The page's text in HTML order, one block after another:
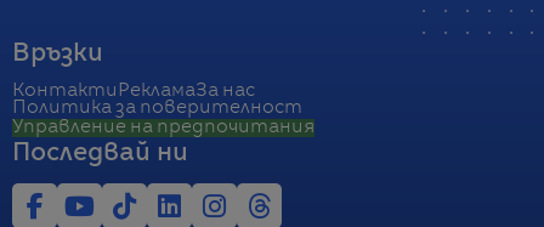
Връзки
Контакти РекламаЗа нас
Политика за поверителност
Управление на предпочитания
Последвай ни